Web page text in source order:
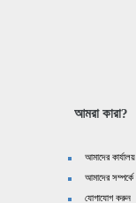
আমরা কারা?
আমাদের কার্যালয়
আমাদের সম্পর্কে
যোগাযোগ করুন